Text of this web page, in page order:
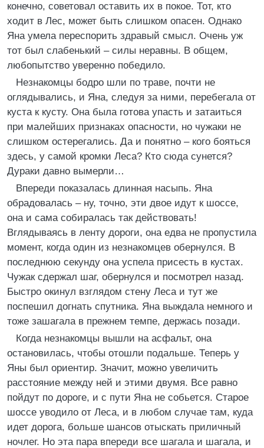
конечно, советовал оставить их в покое. Тот, кто
ходит в Лес, может быть слишком опасен. Однако
Яна умела переспорить здравый смысл. Очень уж
тот был слабенький – силы неравны. В общем,
любопытство уверенно победило.
Незнакомцы бодро шли по траве, почти не
оглядывались, и Яна, следуя за ними, перебегала от
куста к кусту. Она была готова упасть и затаиться
при малейших признаках опасности, но чужаки не
слишком остерегались. Да и понятно – кого бояться
здесь, у самой кромки Леса? Кто сюда сунется?
Дураки давно вымерли…
Впереди показалась длинная насыпь. Яна
обрадовалась – ну, точно, эти двое идут к шоссе,
она и сама собиралась так действовать!
Вглядываясь в ленту дороги, она едва не пропустила
момент, когда один из незнакомцев обернулся. В
последнюю секунду она успела присесть в кустах.
Чужак сдержал шаг, обернулся и посмотрел назад.
Быстро окинул взглядом стену Леса и тут же
поспешил догнать спутника. Яна выждала немного и
тоже зашагала в прежнем темпе, держась позади.
Когда незнакомцы вышли на асфальт, она
остановилась, чтобы отошли подальше. Теперь у
Яны был ориентир. Значит, можно увеличить
расстояние между ней и этими двумя. Все равно
пойдут по дороге, и с пути Яна не собьется. Старое
шоссе уводило от Леса, и в любом случае там, куда
идет дорога, больше шансов отыскать приличный
ночлег. Но эта пара впереди все шагала и шагала, и